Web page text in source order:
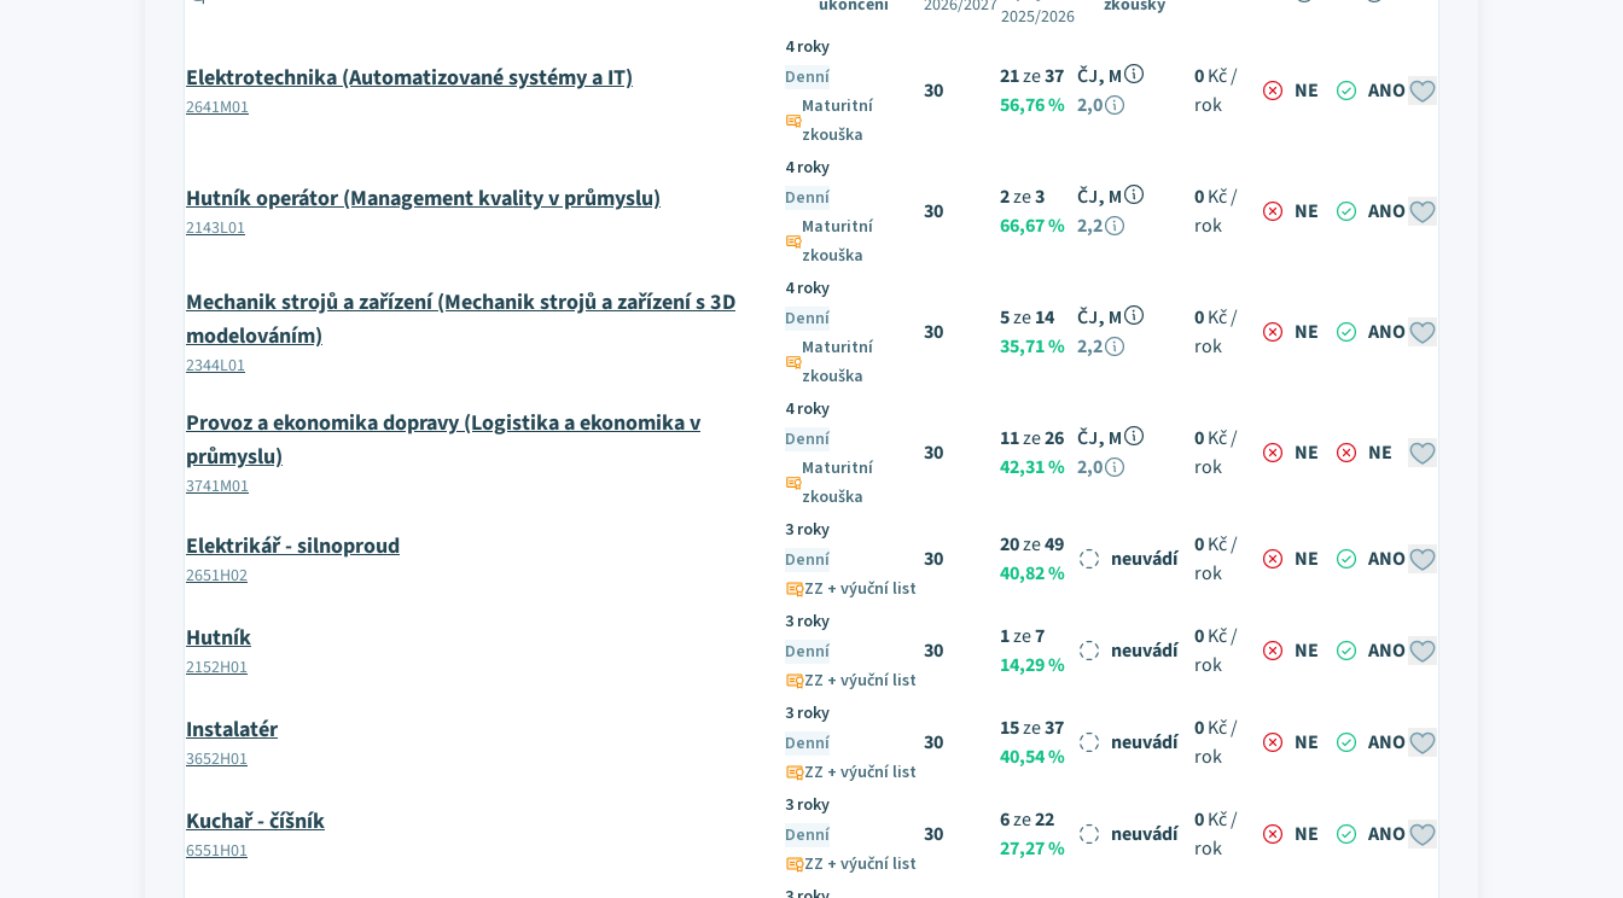
ukončení
2026/20272025/2026
zkoušky
Elektrotechnika (Automatizované systémy a IT)
2641M01
4 roky
Denní
Maturitní
zkouška
30
21ze37
56,76 %
ČJ, M
2,0
0Kč /
rok
NE ANO
Hutník operátor (Management kvality v průmyslu)
2143L01
4 roky
Denní
Maturitní
zkouška
30
2ze3
66,67 %
ČJ, M
2,2
0Kč /
rok
NE ANO
Mechanik strojů a zařízení (Mechanik strojů a zařízení s 3D
modelováním)
2344L01
4 roky
Denní
Maturitní
zkouška
30
5ze14
35,71 %
ČJ, M
2,2
0Kč /
rok
NE ANO
Provoz a ekonomika dopravy (Logistika a ekonomika v
průmyslu)
3741M01
4 roky
Denní
Maturitní
zkouška
30
11ze26
42,31 %
ČJ, M
2,0
0Kč /
rok
NE NE
Elektrikář - silnoproud
2651H02
3 roky
Denní
ZZ + výuční list
30
20ze49
40,82 %
neuvádí
0Kč /
rok
NE ANO
Hutník
2152H01
3 roky
Denní
ZZ + výuční list
30
1ze7
14,29 %
neuvádí
0Kč /
rok
NE ANO
Instalatér
3652H01
3 roky
Denní
ZZ + výuční list
30
15ze37
40,54 %
neuvádí
0Kč /
rok
NE ANO
Kuchař - číšník
6551H01
3 roky
Denní
ZZ + výuční list
30
6ze22
27,27 %
neuvádí
0Kč /
rok
NE ANO